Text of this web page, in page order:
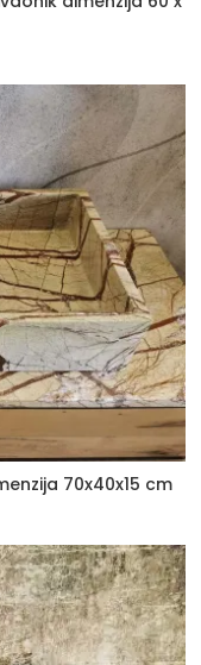
70x40x15 cm